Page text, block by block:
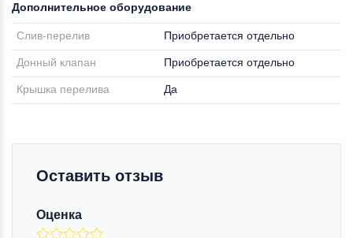
Дополнительное оборудование
Слив-перелив Приобретается отдельно
Донный клапан Приобретается отдельно
Крышка перелива Да
Оставить отзыв
Оценка